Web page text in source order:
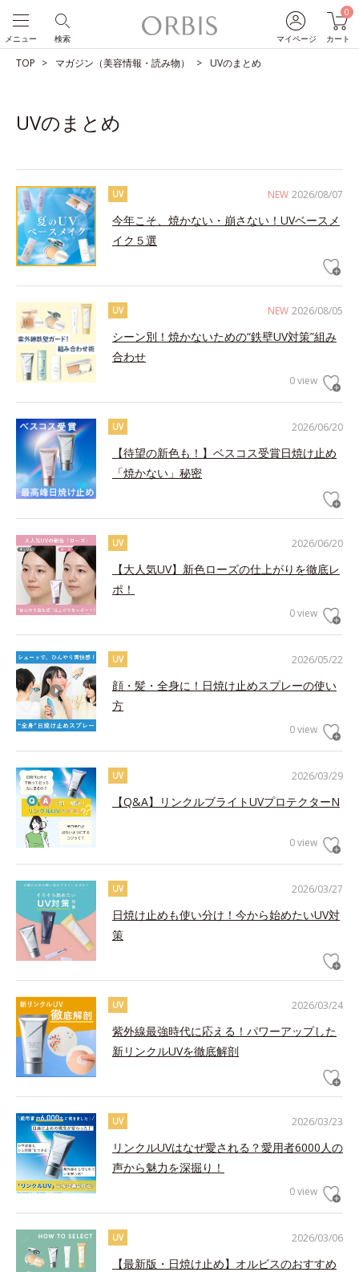
マイページ
0
カート
検索
メニュー
TOP マガジン（美容情報・読み物） UVのまとめ
UVのまとめ
NEW 2026/08/07
UV
今年こそ、焼かない・崩さない！UVベースメ
イク５選
NEW 2026/08/05
UV
シーン別！焼かないための“鉄壁UV対策”組み
合わせ
0 view
2026/06/20
UV
【待望の新色も！】ベスコス受賞日焼け止め
「焼かない」秘密
2026/06/20
UV
【大人気UV】新色ローズの仕上がりを徹底レ
ポ！
0 view
2026/05/22
UV
顔・髪・全身に！日焼け止めスプレーの使い
方
0 view
2026/03/29
UV
【Q&A】リンクルブライトUVプロテクターN
0 view
2026/03/27
UV
日焼け止めも使い分け！今から始めたいUV対
策
2026/03/24
UV
紫外線最強時代に応える！パワーアップした
新リンクルUVを徹底解剖
2026/03/23
UV
リンクルUVはなぜ愛される？愛用者6000人の
声から魅力を深掘り！
0 view
2026/03/06
UV
【最新版・日焼け止め】オルビスのおすすめ